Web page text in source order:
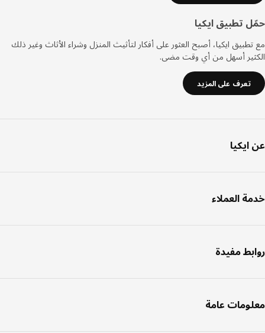
تطبيق ايكيا
ايكيا، أصبح العثور على أفكار لتأثيث المنزل وشراء الأثاث وغير ذلك
أسهل من أي وقت مضى.
تعرف على المزيد
العملاء
مفيدة
عامة